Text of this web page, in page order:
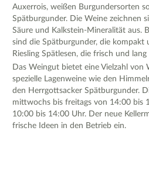
Auxerrois, weißen Burgundersorten
Spätburgunder. Die Weine zeichnen
Säure und Kalkstein-Mineralität aus.
sind die Spätburgunder, die
Riesling Spätlesen, die frisch und lang
Das Weingut bietet eine Vielzahl von
spezielle Lagenweine wie den
den Herrgottsacker Spätburgunder.
mittwochs bis freitags von 14:00 bis
10:00 bis 14:00 Uhr. Der neue
frische Ideen in den Betrieb ein.